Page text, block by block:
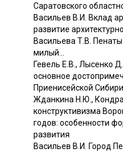
Саратовского
Васильев В.И. Вклад
развитие
Васильева Т.В.
милый...
Гевель Е.В., Лысенко
основное
Приенисейской Сибири
Жданкина Н.Ю.,
конструктивизма
годов: особенности
развития
Васильев В.И. Город